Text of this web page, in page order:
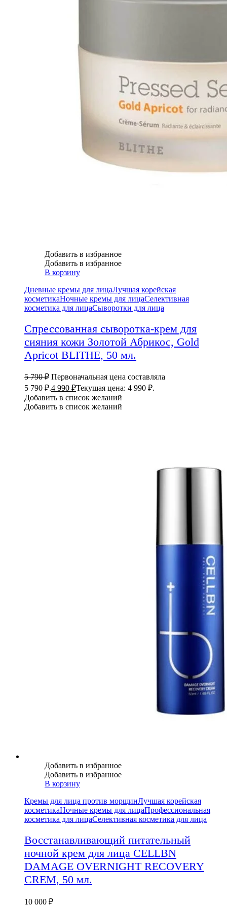
Добавить в избранное
Добавить в избранное
В корзину
Дневные кремы для лицаЛучшая корейская
косметикаНочные кремы для лицаСелективная
косметика для лицаСыворотки для лица
Спрессованная сыворотка-крем для
сияния кожи Золотой Абрикос, Gold
Apricot BLITHE, 50 мл.
5 790₽ Первоначальная цена составляла
5 790 ₽.4 990 ₽Текущая цена: 4 990 ₽.
Добавить в список желаний
Добавить в список желаний
Добавить в избранное
Добавить в избранное
В корзину
Кремы для лица против морщинЛучшая корейская
косметикаНочные кремы для лицаПрофессиональная
косметика для лицаСелективная косметика для лица
Восстанавливающий питательный
ночной крем для лица CELLBN
DAMAGE OVERNIGHT RECOVERY
CREM, 50 мл.
10 000 ₽